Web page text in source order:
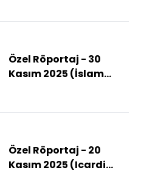
Özel Röportaj - 30
Kasım 2025 (İslam
Okumalı?)
Özel Röportaj - 20
Kasım 2025 (Icardi